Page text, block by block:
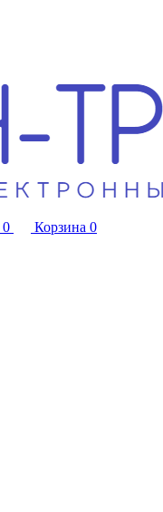
0 Корзина 0